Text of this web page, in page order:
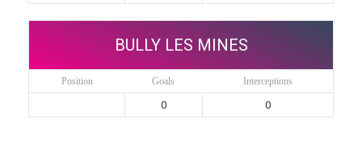
BULLY LES MINES
Position Goals Interceptions
0 0